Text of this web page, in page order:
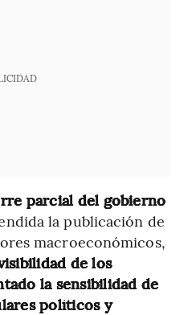
parcial del gobierno
la publicación de
macroeconómicos,
de los
la sensibilidad de
políticos y